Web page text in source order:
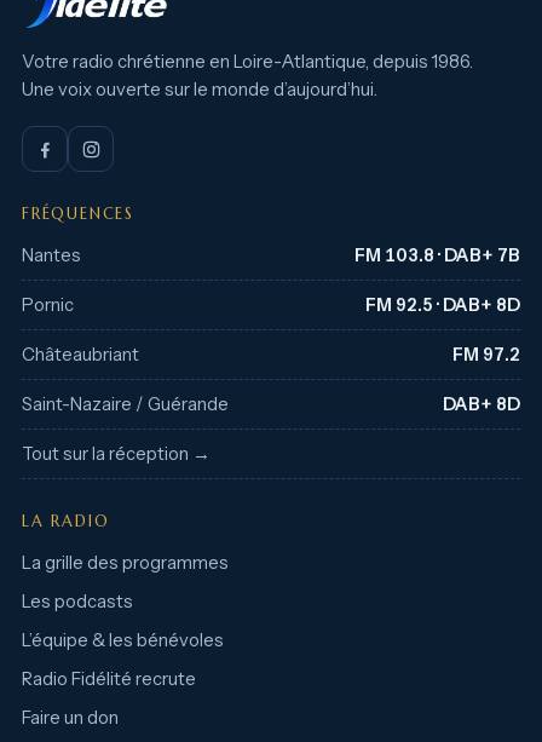
Votre radio chrétienne en Loire-Atlantique, depuis 1986.
Une voix ouverte sur le monde d’aujourd’hui.
FRÉQUENCES
Nantes FM 103.8 · DAB+ 7B
Pornic FM 92.5 · DAB+ 8D
Châteaubriant FM 97.2
Saint-Nazaire / Guérande DAB+ 8D
Tout sur la réception →
LA RADIO
La grille des programmes
Les podcasts
L’équipe & les bénévoles
Radio Fidélité recrute
Faire un don